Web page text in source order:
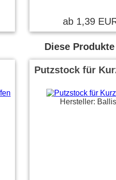
ab 1,39
Diese
Putzstock für
Hersteller: